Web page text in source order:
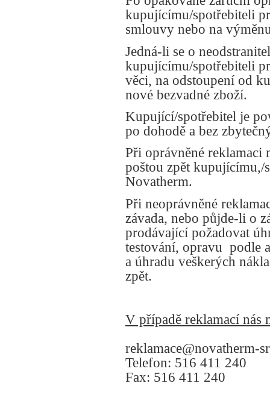
kupujícímu/spotřebiteli
smlouvy nebo na
Jedná-li se o
kupujícímu/spotřebiteli
věci, na odstoupení od
nové bezvadné zboží.
Kupující/spotřebitel je
po dohodě a bez
Při oprávněné reklamaci
poštou zpět
Novatherm.
Při neoprávněné
závada, nebo půjde-li o
prodávající požadovat
testování, opravu podle
a úhradu veškerých
zpět.
V případě reklamací nás
reklamace@novatherm-
Telefon: 516 411 240
Fax: 516 411 240